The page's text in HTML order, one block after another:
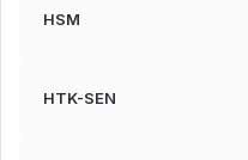
HSM
HTK-SEN